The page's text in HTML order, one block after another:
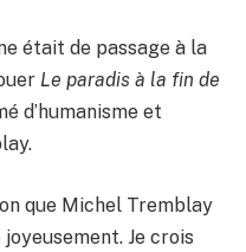
était de passage à la
Le paradis à la fin de
d’humanisme et
que Michel Tremblay
Je crois